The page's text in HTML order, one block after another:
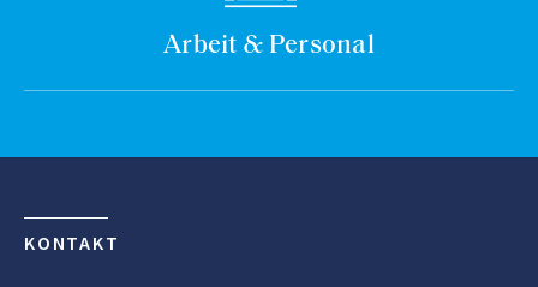
Arbeit & Personal
KONTAKT